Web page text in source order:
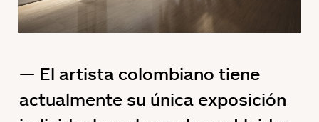
El artista colombiano tiene
actualmente su única exposición